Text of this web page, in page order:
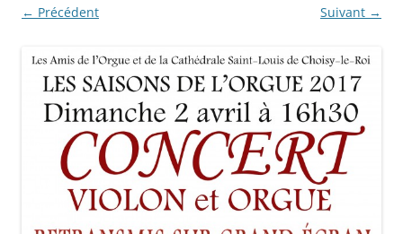
← Précédent Suivant →